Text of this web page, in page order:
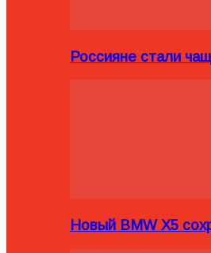
Россияне стали
Новый BMW X5